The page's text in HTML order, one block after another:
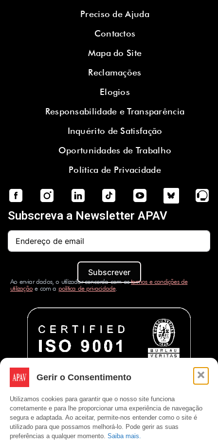
Gerir o Consentimento
Utilizamos cookies para garantir que o nosso site funciona
corretamente e para lhe proporcionar uma experiência de navegação
segura e adaptada. Ao aceitar, permite-nos entender como o site é
utilizado para que possamos melhorá-lo. Pode gerir as suas
preferências a qualquer momento. Saiba mais.
Preciso de Ajuda
Contactos
Mapa do Site
Reclamações
Elogios
Responsabilidade e Transparência
Inquérito de Satisfação
Oportunidades de Trabalho
Política de Privacidade
Subscreva a Newsletter APAV
Subscrever
Ao enviar dados, o utilizador concorda com ostermos e condições de
utilizaçãoe com a política de privacidade.